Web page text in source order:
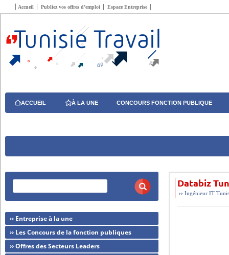
Accueil Publiez vos offres d’emploi Espace Entreprise
ACCUEIL À LA UNE CONCOURS FONCTION PUBLIQUE
Databiz
››Ingénieur IT
›› Entreprise à la une
›› Les Concours de la fonction publiques
›› Offres des Secteurs Leaders